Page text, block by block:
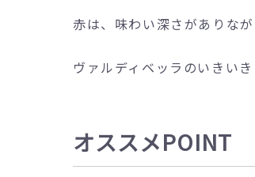
赤は、味わい深さがありな
ヴァルディベッラのいきい
オススメPOINT